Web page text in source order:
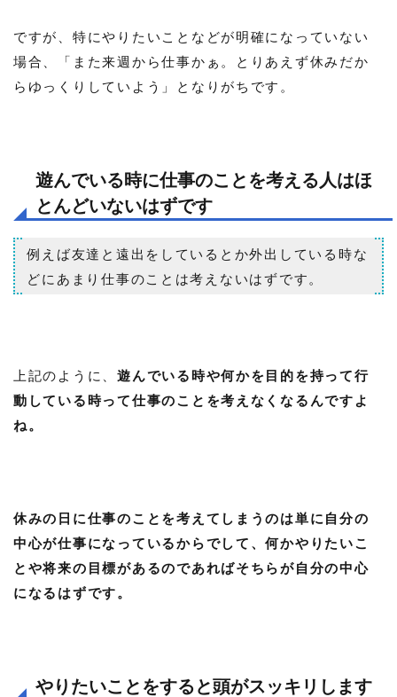
ですが、特にやりたいことなどが明確になっていない
場合、「また来週から仕事かぁ。とりあえず休みだか
らゆっくりしていよう」となりがちです。
遊んでいる時に仕事のことを考える人はほ
とんどいないはずです
例えば友達と遠出をしているとか外出している時な
どにあまり仕事のことは考えないはずです。
上記のように、遊んでいる時や何かを目的を持って行
動している時って仕事のことを考えなくなるんですよ
ね。
休みの日に仕事のことを考えてしまうのは単に自分の
中心が仕事になっているからでして、何かやりたいこ
とや将来の目標があるのであればそちらが自分の中心
になるはずです。
やりたいことをすると頭がスッキリします